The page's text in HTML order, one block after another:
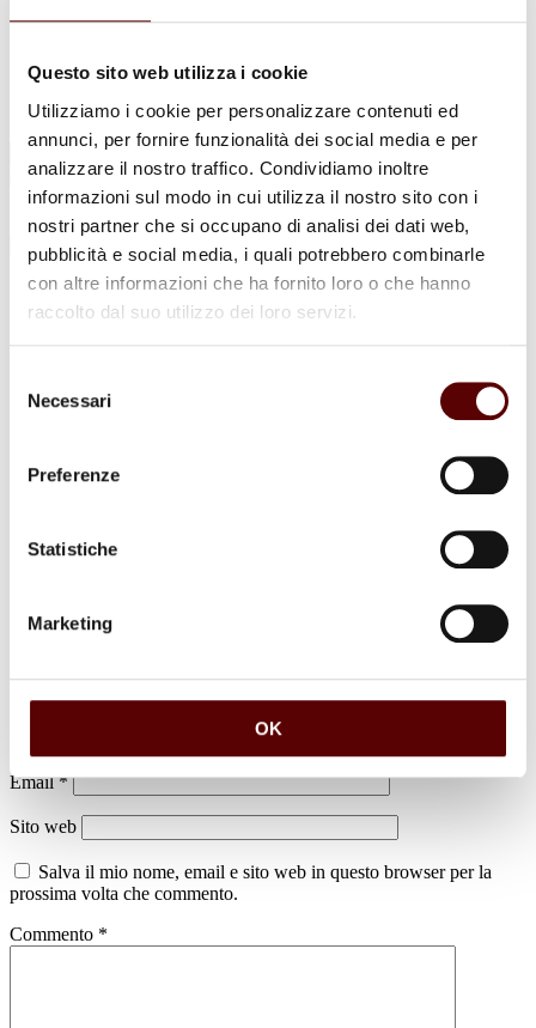
Questo sito web utilizza i cookie
Utilizziamo i cookie per personalizzare contenuti ed
annunci, per fornire funzionalità dei social media e per
analizzare il nostro traffico. Condividiamo inoltre
informazioni sul modo in cui utilizza il nostro sito con i
nostri partner che si occupano di analisi dei dati web,
pubblicità e social media, i quali potrebbero combinarle
con altre informazioni che ha fornito loro o che hanno
raccolto dal suo utilizzo dei loro servizi.
delNecessari
Preferenze
Statistiche
Marketing
OK
In caso di decesso
News
Info e Contatti
Cerca
per:
Angelo Passerini
5 Ottobre 1946 - 19 Aprile 2026
Condividi
Lascia un commento
Il tuo indirizzo email non sarà pubblicato. I campi obbligatori sono
contrassegnati*
Email*
Sito web
Salva il mio nome, email e sito web in questo browser per la
prossima volta che commento.
Commento *